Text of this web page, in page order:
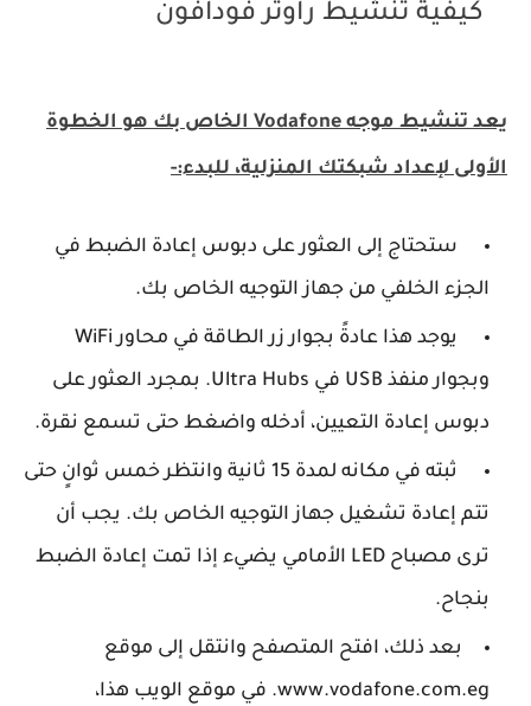
كيفية تنشيط راوتر فودافون
يعد تنشيط موجه Vodafone الخاص بك هو الخطوة
الأولى لإعداد شبكتك المنزلية، للبدء:-
ستحتاج إلى العثور على دبوس إعادة الضبط في
الجزء الخلفي من جهاز التوجيه الخاص بك.
يوجد هذا عادةً بجوار زر الطاقة في محاور WiFi
وبجوار منفذ USB في Ultra Hubs. بمجرد العثور على
دبوس إعادة التعيين، أدخله واضغط حتى تسمع نقرة.
ثبته في مكانه لمدة 15 ثانية وانتظر خمس ثوانٍ حتى
تتم إعادة تشغيل جهاز التوجيه الخاص بك. يجب أن
ترى مصباح LED الأمامي يضيء إذا تمت إعادة الضبط
بنجاح.
بعد ذلك، افتح المتصفح وانتقل إلى موقع
www.vodafone.com.eg. في موقع الويب هذا،